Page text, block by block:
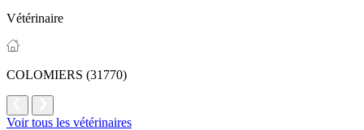
Vétérinaire
COLOMIERS (31770)
Voir tous les vétérinaires